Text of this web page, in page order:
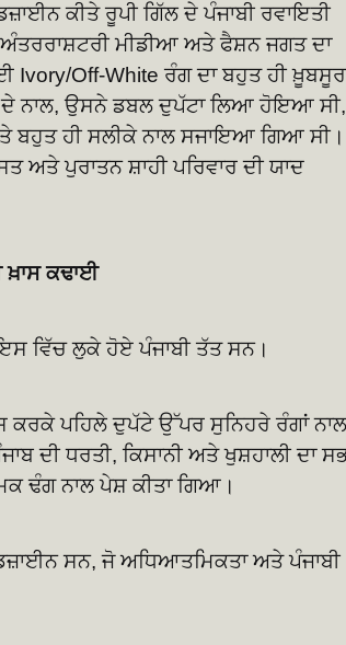
ਕੀਤੇ ਰੂਪੀ ਗਿੱਲ ਦੇ ਪੰਜਾਬੀ ਰਵਾਇਤੀ
ਮੀਡੀਆ ਅਤੇ ਫੈਸ਼ਨ ਜਗਤ ਦਾ
Off-White ਰੰਗ ਦਾ ਬਹੁਤ ਹੀ
ਦੇ ਨਾਲ, ਉਸਨੇ ਡਬਲ ਦੁਪੱਟਾ ਲਿਆ ਹੋਇਆ ਸੀ,
ਬਹੁਤ ਹੀ ਸਲੀਕੇ ਨਾਲ ਸਜਾਇਆ ਗਿਆ ਸੀ।
ਅਤੇ ਪੁਰਾਤਨ ਸ਼ਾਹੀ ਪਰਿਵਾਰ ਦੀ ਯਾਦ
ਕਢਾਈ
ਵਿੱਚ ਲੁਕੇ ਹੋਏ ਪੰਜਾਬੀ ਤੱਤ ਸਨ।
ਕਰਕੇ ਪਹਿਲੇ ਦੁਪੱਟੇ ਉੱਪਰ ਸੁਨਿਹਰੇ ਰੰਗਾਂ ਨਾਲ
ਦੀ ਧਰਤੀ, ਕਿਸਾਨੀ ਅਤੇ ਖੁਸ਼ਹਾਲੀ ਦਾ
ਢੰਗ ਨਾਲ ਪੇਸ਼ ਕੀਤਾ ਗਿਆ।
ਸਨ, ਜੋ ਅਧਿਆਤਮਿਕਤਾ ਅਤੇ ਪੰਜਾਬੀ